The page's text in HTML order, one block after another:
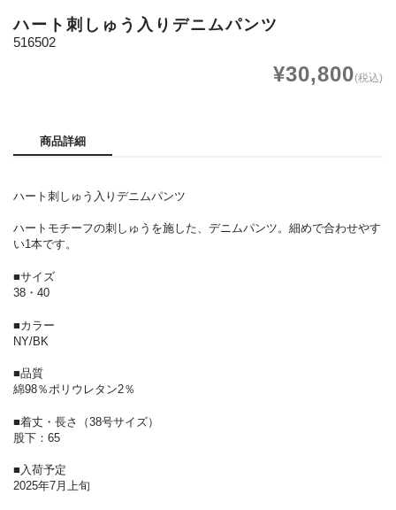
ハート刺しゅう入りデニムパンツ
516502
¥30,800(税込)
商品詳細
ハート刺しゅう入りデニムパンツ
ハートモチーフの刺しゅうを施した、デニムパンツ。細めで合わせやす
い1本です。
■サイズ
38・40
■カラー
NY/BK
■品質
綿98％ポリウレタン2％
■着丈・長さ（38号サイズ）
股下：65
■入荷予定
2025年7月上旬